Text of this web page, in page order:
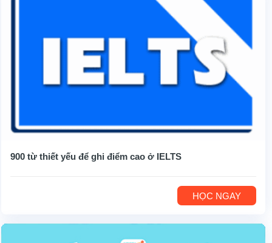
900 từ thiết yếu để ghi điểm cao ở IELTS
HỌC NGAY